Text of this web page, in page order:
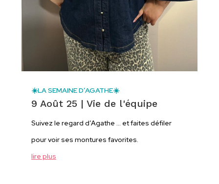
☀️LA SEMAINE D’AGATHE☀️
9 Août 25 | Vie de l'équipe
Suivez le regard d’Agathe … et faites défiler
pour voir ses montures favorites.
lire plus